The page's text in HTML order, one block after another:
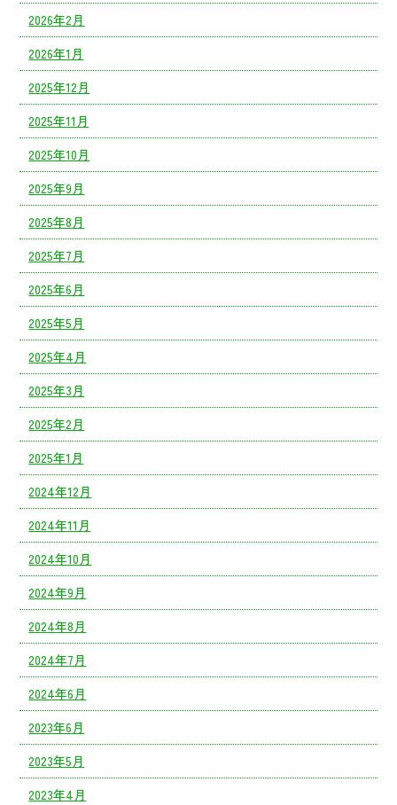
2026年2月
2026年1月
2025年12月
2025年11月
2025年10月
2025年9月
2025年8月
2025年7月
2025年6月
2025年5月
2025年4月
2025年3月
2025年2月
2025年1月
2024年12月
2024年11月
2024年10月
2024年9月
2024年8月
2024年7月
2024年6月
2023年6月
2023年5月
2023年4月